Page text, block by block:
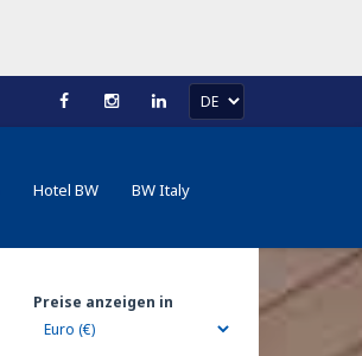
Hotel BW BW Italy
Preise anzeigen in